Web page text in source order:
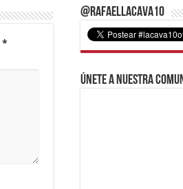
*
@RafaelLacava10
Únete a nuestra